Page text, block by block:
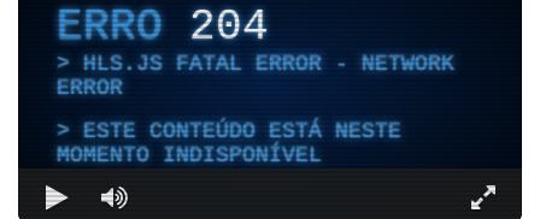
ERRO204
HLS.JS FATAL ERROR - NETWORK
ERROR
ESTE CONTEÚDO ESTÁ NESTE
MOMENTO INDISPONÍVEL